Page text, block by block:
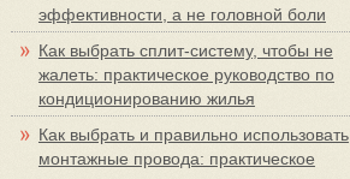
эффективности, а не головной боли
Как выбрать сплит-систему, чтобы не
жалеть: практическое руководство по
кондиционированию жилья
Как выбрать и правильно использовать
монтажные провода: практическое